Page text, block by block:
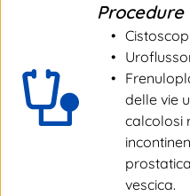
Procedure
delle vie
calcolosi
vescica.